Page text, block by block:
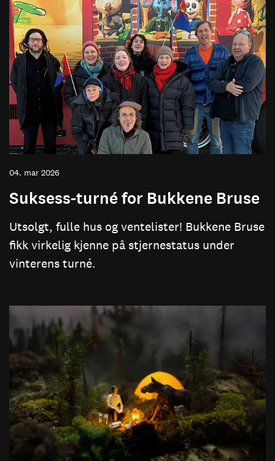
04. mar 2026
Suksess-turné for Bukkene Bruse
Utsolgt, fulle hus og ventelister! Bukkene Bruse
fikk virkelig kjenne på stjernestatus under
vinterens turné.